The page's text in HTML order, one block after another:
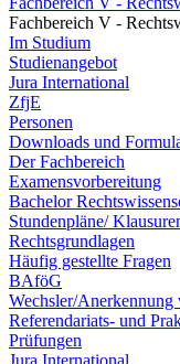
Fachbereich V -
Im Studium
Studienangebot
Jura International
ZfjE
Personen
Downloads und
Der Fachbereich
Examensvorbereitung
Bachelor
Stundenpläne/
Rechtsgrundlagen
Häufig gestellte Fragen
BAföG
Wechsler/Anerkennung
Referendariats- und
Prüfungen
Jura International